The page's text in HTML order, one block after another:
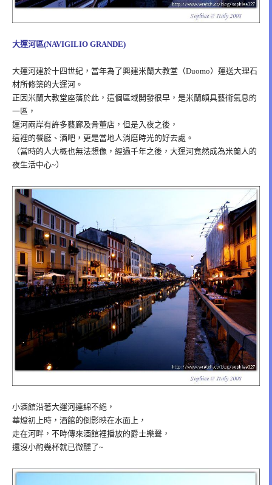
大運河區(NAVIGILIO GRANDE)
大運河建於十四世紀，當年為了興建米蘭大教堂（Duomo）運送大理石
材所修築的大運河。
正因米蘭大教堂座落於此，這個區域開發很早，是米蘭頗具藝術氣息的
一區，
運河兩岸有許多藝廊及骨董店，但是入夜之後，
這裡的餐廳、酒吧，更是當地人消磨時光的好去處。
（當時的人大概也無法想像，經過千年之後，大運河竟然成為米蘭人的
夜生活中心~）
小酒館沿著大運河連綿不絕，
華燈初上時，酒館的倒影映在水面上，
走在河畔，不時傳來酒館裡播放的爵士樂聲，
還沒小酌幾杯就已微醺了~